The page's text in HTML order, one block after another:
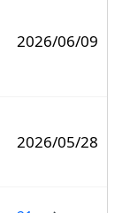
2026/06/09
2026/05/28